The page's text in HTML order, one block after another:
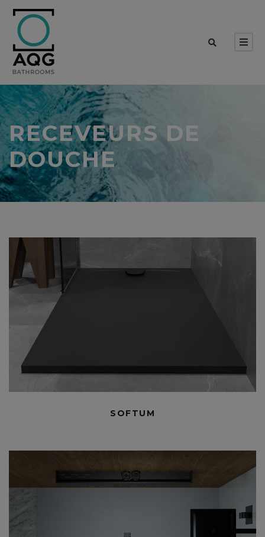
RECEVEURS DE
DOUCHE
SOFTUM